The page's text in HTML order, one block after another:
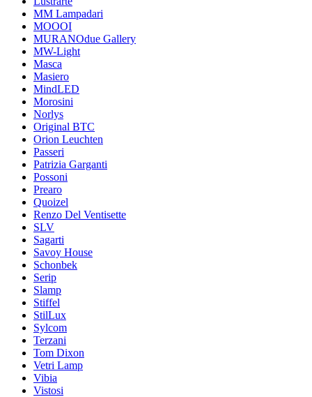
MM Lampadari
MOOOI
MURANOdue Gallery
MW-Light
Masca
Masiero
MindLED
Morosini
Norlys
Original BTC
Orion Leuchten
Passeri
Patrizia Garganti
Possoni
Prearo
Quoizel
Renzo Del Ventisette
SLV
Sagarti
Savoy House
Schonbek
Serip
Slamp
Stiffel
StilLux
Sylcom
Terzani
Tom Dixon
Vetri Lamp
Vibia
Vistosi